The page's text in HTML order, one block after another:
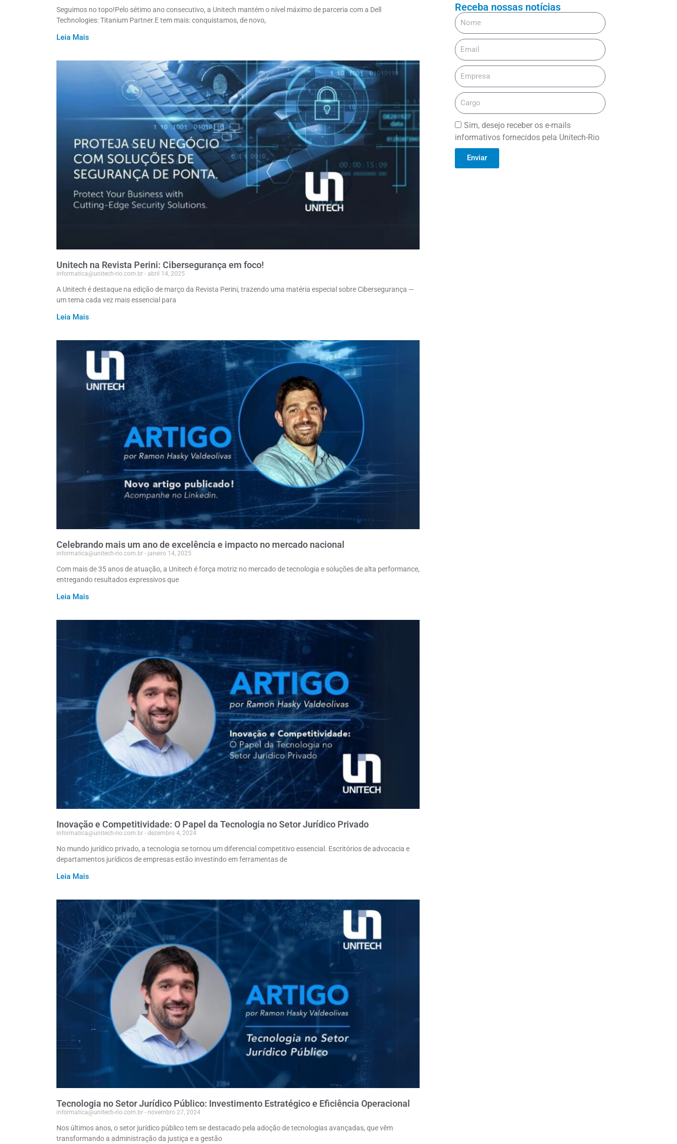
Seguimos no topo!Pelo sétimo ano consecutivo, a Unitech mantém o nível máximo de parceria com a Dell
Technologies: Titanium Partner.E tem mais: conquistamos, de novo,
Leia Mais
Unitech na Revista Perini: Cibersegurança em foco!
informatica@unitech-rio.com.br abril 14, 2025
A Unitech é destaque na edição de março da Revista Perini, trazendo uma matéria especial sobre Cibersegurança —
um tema cada vez mais essencial para
Leia Mais
Celebrando mais um ano de excelência e impacto no mercado nacional
informatica@unitech-rio.com.br janeiro 14, 2025
Com mais de 35 anos de atuação, a Unitech é força motriz no mercado de tecnologia e soluções de alta performance,
entregando resultados expressivos que
Leia Mais
Inovação e Competitividade: O Papel da Tecnologia no Setor Jurídico Privado
informatica@unitech-rio.com.br dezembro 4, 2024
No mundo jurídico privado, a tecnologia se tornou um diferencial competitivo essencial. Escritórios de advocacia e
departamentos jurídicos de empresas estão investindo em ferramentas de
Leia Mais
Tecnologia no Setor Jurídico Público: Investimento Estratégico e Eficiência Operacional
informatica@unitech-rio.com.br novembro 27, 2024
Nos últimos anos, o setor jurídico público tem se destacado pela adoção de tecnologias avançadas, que vêm
transformando a administração da justiça e a gestão
Receba nossas notícias
Sim, desejo receber os e-mails
informativos fornecidos pela Unitech-Rio
Enviar